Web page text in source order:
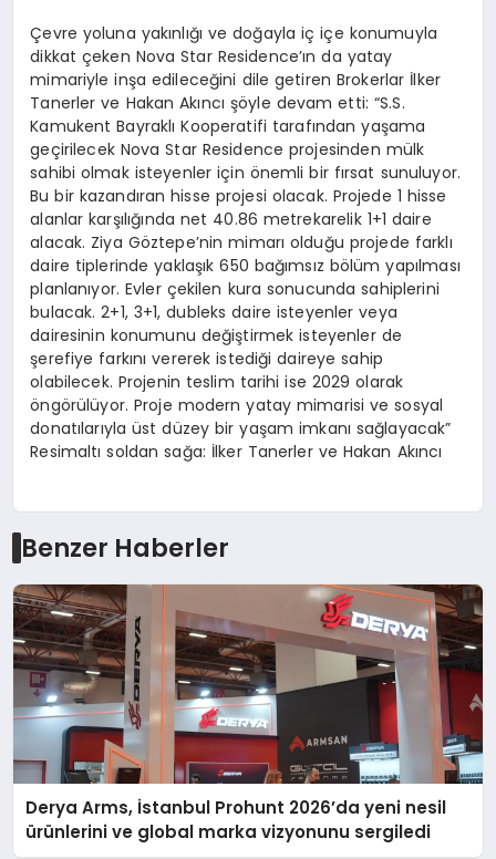
Çevre yoluna yakınlığı ve doğayla iç içe konumuyla
dikkat çeken Nova Star Residence’ın da yatay
mimariyle inşa edileceğini dile getiren Brokerlar İlker
Tanerler ve Hakan Akıncı şöyle devam etti: “S.S.
Kamukent Bayraklı Kooperatifi tarafından yaşama
geçirilecek Nova Star Residence projesinden mülk
sahibi olmak isteyenler için önemli bir fırsat sunuluyor.
Bu bir kazandıran hisse projesi olacak. Projede 1 hisse
alanlar karşılığında net 40.86 metrekarelik 1+1 daire
alacak. Ziya Göztepe’nin mimarı olduğu projede farklı
daire tiplerinde yaklaşık 650 bağımsız bölüm yapılması
planlanıyor. Evler çekilen kura sonucunda sahiplerini
bulacak. 2+1, 3+1, dubleks daire isteyenler veya
dairesinin konumunu değiştirmek isteyenler de
şerefiye farkını vererek istediği daireye sahip
olabilecek. Projenin teslim tarihi ise 2029 olarak
öngörülüyor. Proje modern yatay mimarisi ve sosyal
donatılarıyla üst düzey bir yaşam imkanı sağlayacak”
Resimaltı soldan sağa: İlker Tanerler ve Hakan Akıncı
Benzer Haberler
Derya Arms, İstanbul Prohunt 2026’da yeni nesil
ürünlerini ve global marka vizyonunu sergiledi